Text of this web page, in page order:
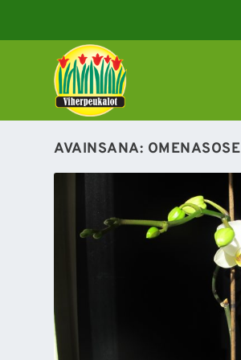
AVAINSANA: OMENASOSE